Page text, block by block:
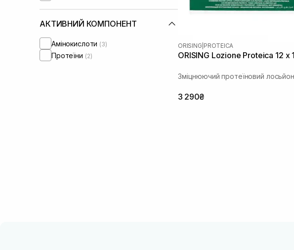
АКТИВНИЙ КОМПОНЕНТ
Амінокислоти (3)
Протеїни (2)
ORISING PROTEICA
ORISING Lozione Proteica 12 х
Зміцнюючий протеїновий лосьйон
3 290₴